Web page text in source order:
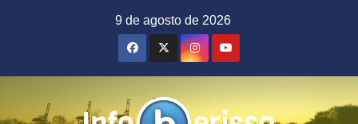
9 de agosto de 2026